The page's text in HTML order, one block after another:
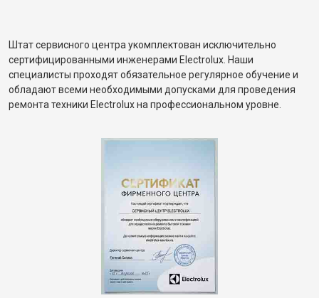
Штат сервисного центра укомплектован исключительно
сертифицированными инженерами Electrolux. Наши
специалисты проходят обязательное регулярное обучение и
обладают всеми необходимыми допусками для проведения
ремонта техники Electrolux на профессиональном уровне.